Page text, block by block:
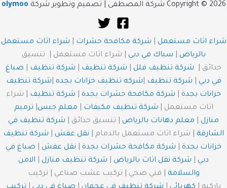
Copyright © 2026 شركة المصطفى | تصميم وتطوير شركة olymoo
شراء اثاث مستعمل شركة مكافحة حشرات
شراء اثاث مستعمل
بالرياض
سباك في دبي | شراء اثاث مستعمل | تنسيق
حدائق | شركة تنظيف فلل شركة تنظيف شركة تنظيف
صباغ
في دبي
شركة تنظيف شركه تنظيف خزانات بجده
شركة تنظيف
خزانات بجدة
شركة مكافحة حشرات بجدة شركة تنظيف
| شراء
اثاث مستعمل | شركة تنظيف مكيفات معلم جبس
ترميم
منازل
معلم دهانات بالرياض | تنسيق حدائق | شركة تنظيف في
الشارقة | شراء اثاث مستعمل بالدمام | نقل عفش
شركة تنظيف
خزانات بجدة
شركة مكافحة حشرات بجدة نقل عفش
صباغ في
دبي
شركة نقل اثاث بالرياض شركة تنظيف منازل
الامن
والسلامة | فني صحي | تركيب عشب صناعي | تركيب